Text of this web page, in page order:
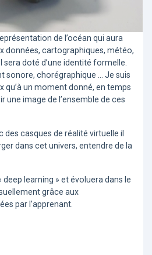
de l’océan qui aura
données, cartographiques, météo,
sera doté d’une identité formelle.
sonore, chorégraphique … Je suis
qu’à un moment donné, en temps
une image de l’ensemble de ces
des casques de réalité virtuelle il
dans cet univers, entendre de la
deep learning » et évoluera dans le
grâce aux
par l’apprenant.